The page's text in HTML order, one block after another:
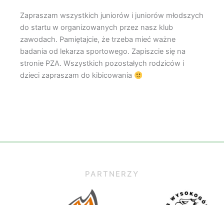
Zapraszam wszystkich juniorów i juniorów młodszych
do startu w organizowanych przez nasz klub
zawodach. Pamiętajcie, że trzeba mieć ważne
badania od lekarza sportowego. Zapiszcie się na
stronie PZA. Wszystkich pozostałych rodziców i
dzieci zapraszam do kibicowania
PARTNERZY